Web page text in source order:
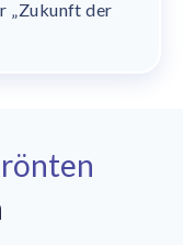
„Zukunft der